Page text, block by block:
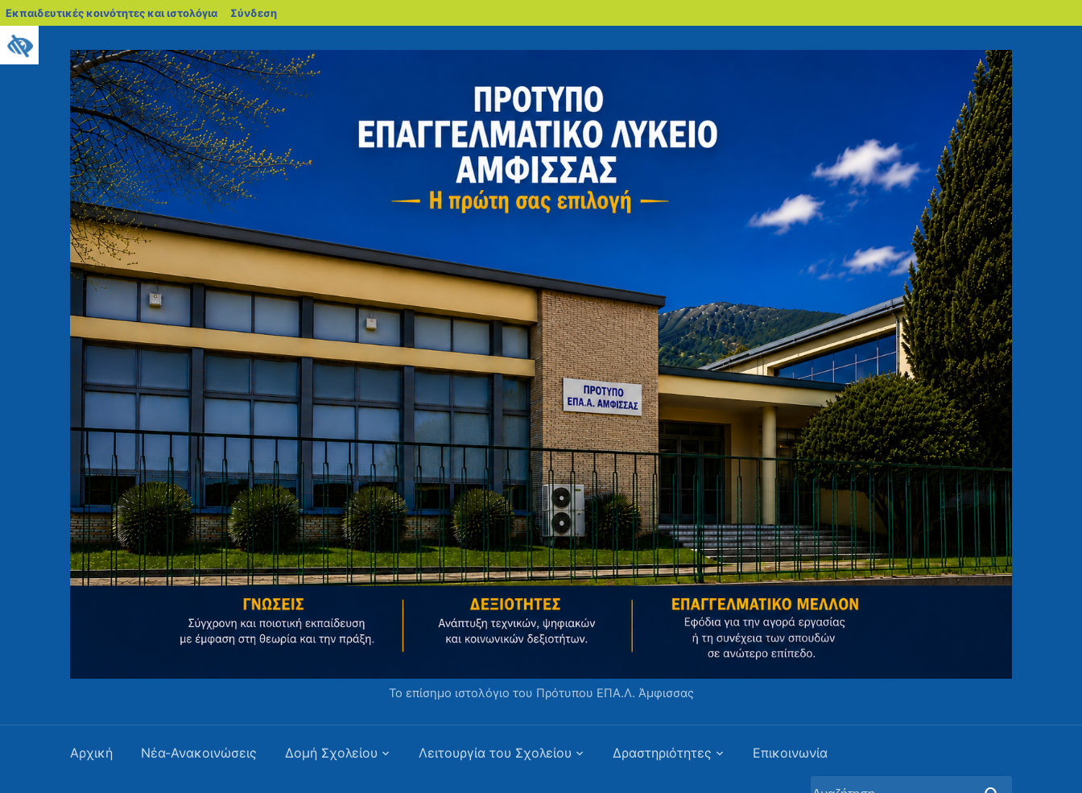
Εκπαιδευτικές κοινότητες και ιστολόγια blogs.sch.gr
Σύνδεση
Το επίσημο ιστολόγιο του Πρότυπου ΕΠΑ.Λ. Άμφισσας
Αρχική Νέα-Ανακοινώσεις Δομή Σχολείου Λειτουργία του Σχολείου Δραστηριότητες Επικοινωνία
Αναζήτηση